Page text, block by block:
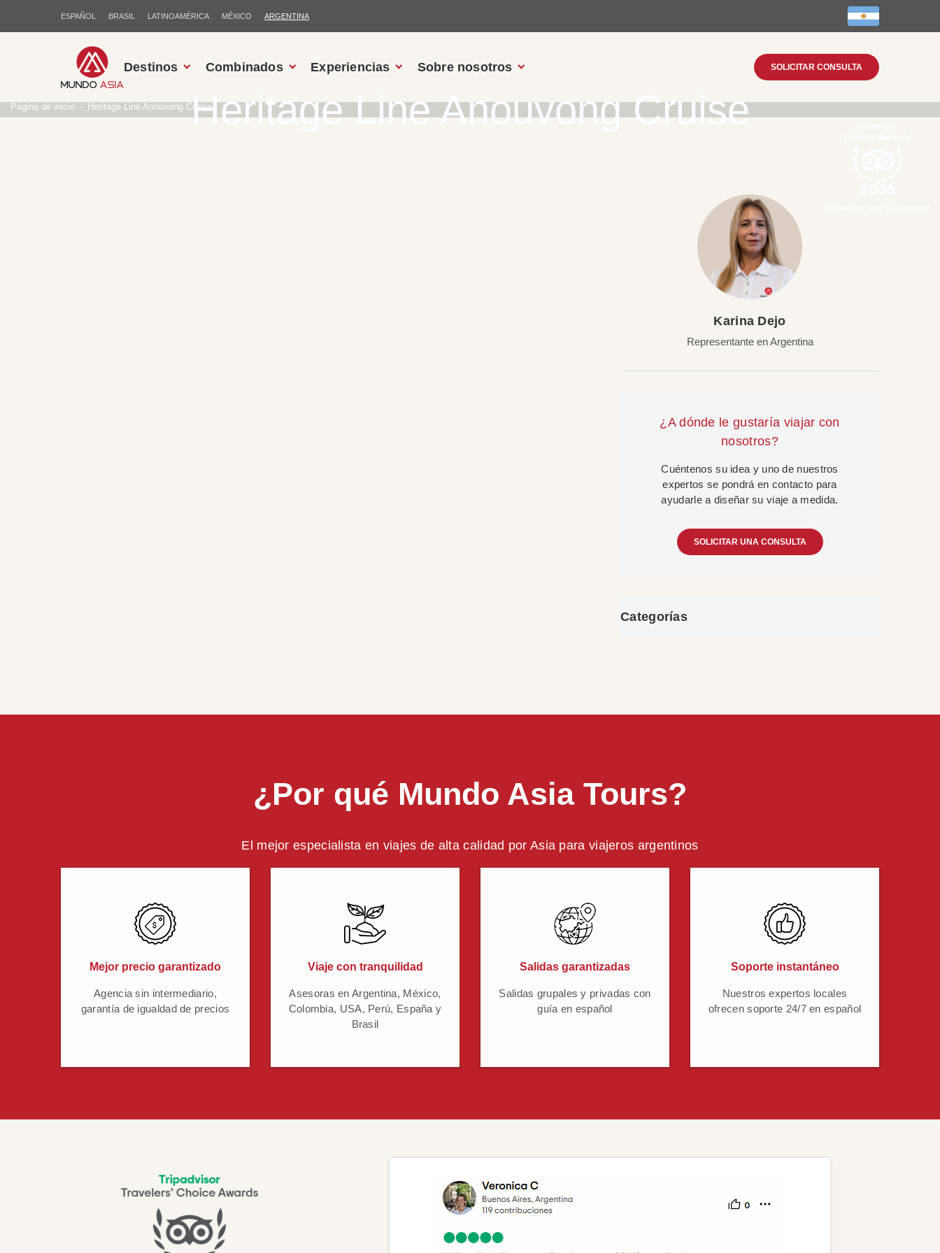
ESPAÑOL BRASIL LATINOAMÉRICA MÉXICO ARGENTINA
Destinos Combinados Experiencias Sobre nosotros SOLICITAR CONSULTA
Heritage Line Anouvong Cruise
Página de inicio Heritage Line Anouvong Cruise
Karina Dejo
Representante en Argentina
¿A dónde le gustaría viajar con
nosotros?
Cuéntenos su idea y uno de nuestros
expertos se pondrá en contacto para
ayudarle a diseñar su viaje a medida.
SOLICITAR UNA CONSULTA
Categorías
¿Por qué Mundo Asia Tours?
El mejor especialista en viajes de alta calidad por Asia para viajeros argentinos
Mejor precio garantizado
Agencia sin intermediario,
garantía de igualdad de precios
Viaje con tranquilidad
Asesoras en Argentina, México,
Colombia, USA, Perú, España y
Brasil
Salidas garantizadas
Salidas grupales y privadas con
guía en español
Soporte instantáneo
Nuestros expertos locales
ofrecen soporte 24/7 en español